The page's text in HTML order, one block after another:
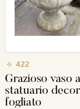
422
Grazioso vaso
statuario
fogliato